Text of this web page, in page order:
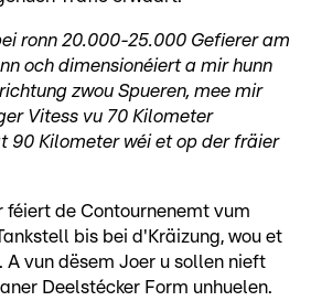
ronn 20.000-25.000 Gefierer am
och dimensionéiert a mir hunn
zwou Spueren, mee mir
Vitess vu 70 Kilometer
90 Kilometer wéi et op der fräier
féiert de Contournenemt vum
bis bei d'Kräizung, wou et
A vun dësem Joer u sollen nieft
Deelstécker Form unhuelen.